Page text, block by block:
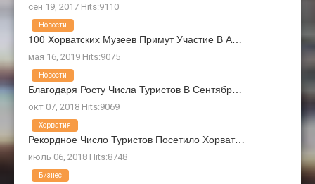
сен 19, 2017 Hits:9110
100 Хорватских Музеев Примут Участие В А…
мая 16, 2019 Hits:9075
Новости
Благодаря Росту Числа Туристов В Сентябр…
окт 07, 2018 Hits:9069
Новости
Рекордное Число Туристов Посетило Хорват…
июль 06, 2018 Hits:8748
Хорватия
Бизнес